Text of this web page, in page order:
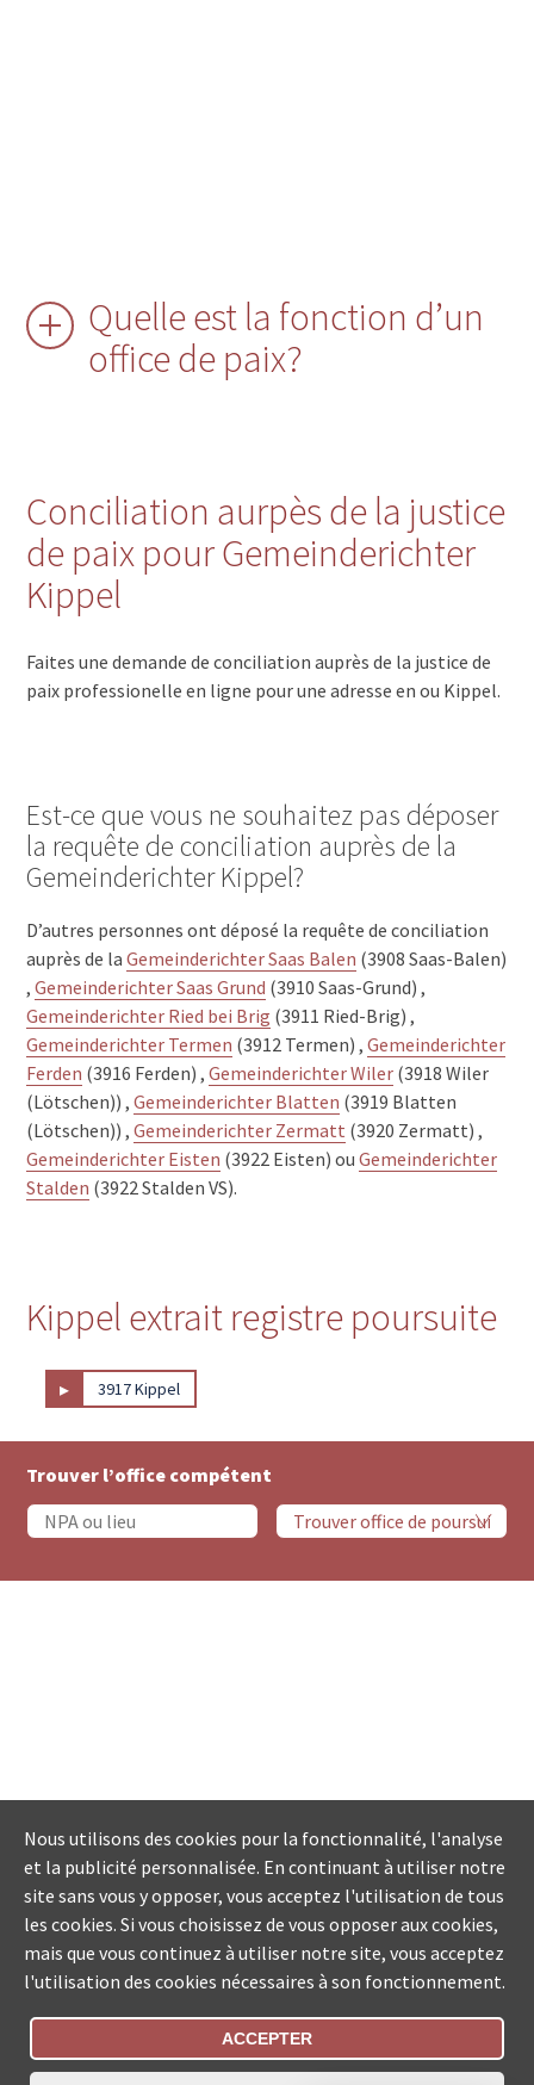
Quelle est la fonction d’un
office de paix?
Conciliation aurpès de la justice
de paix pour Gemeinderichter
Kippel
Faites une demande de conciliation auprès de la justice de
paix professionelle en ligne pour une adresse en ou Kippel.
Est-ce que vous ne souhaitez pas déposer
la requête de conciliation auprès de la
Gemeinderichter Kippel?
D’autres personnes ont déposé la requête de conciliation
auprès de laGemeinderichter Saas Balen (3908 Saas-Balen)
,Gemeinderichter Saas Grund (3910 Saas-Grund) ,
Gemeinderichter Ried bei Brig (3911 Ried-Brig) ,
Gemeinderichter Termen (3912 Termen) ,Gemeinderichter
Ferden (3916 Ferden) ,Gemeinderichter Wiler (3918 Wiler
(Lötschen)) ,Gemeinderichter Blatten (3919 Blatten
(Lötschen)) ,Gemeinderichter Zermatt (3920 Zermatt) ,
Gemeinderichter Eisten (3922 Eisten) ouGemeinderichter
Stalden (3922 Stalden VS).
Kippel extrait registre poursuite
▸ 3917 Kippel
Trouver l’office compétent
Statut De La Commande
Nous utilisons des cookies pour la fonctionnalité, l'analyse
et la publicité personnalisée. En continuant à utiliser notre
site sans vous y opposer, vous acceptez l'utilisation de tous
les cookies. Si vous choisissez de vous opposer aux cookies,
mais que vous continuez à utiliser notre site, vous acceptez
l'utilisation des cookies nécessaires à son fonctionnement.
ACCEPTER